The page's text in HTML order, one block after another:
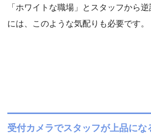
「ホワイトな職場」とスタッフから
には、このような気配りも必要です。
受付カメラでスタッフが上品にな